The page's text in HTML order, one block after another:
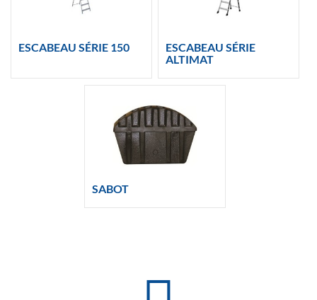
ESCABEAU SÉRIE 150
ESCABEAU SÉRIE
ALTIMAT
SABOT